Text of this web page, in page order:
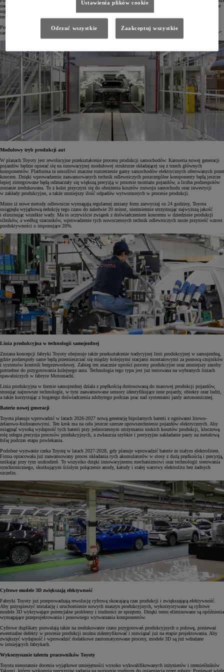
nadchodzącą rewolucję: „Chcę zmienić to, jak w przyszłości będą powstawać samochody, wykorzystując nasze
najwyższe kompetencje. W pracy nad autami będziemy łączyć talenty naszych pracowników, nowoczesne
technologie oraz techniki cyfrowe”.
Prezes BEV Factory Takero Kato potwierdził te słowa: „W BEV Factory chcemy zmienić przyszłość
samochodów elektrycznych poprzez nową generację aut, nowe procesy produkcyjne i sam sposób naszej pracy”.
Modułowy tryb produkcji aut
W planach Toyoty jest rewolucyjne przekształcenie procesu produkcji samochodów. Karoseria nowej generacji
pojazdów będzie opierać się na innowacyjnej modułowej strukturze składającej się z trzech głównych
komponentów. Platforma ta umożliwi znaczne rozszerzenie gamy samochodów elektrycznych oferowanych przez
koncern. Dzięki wprowadzeniu zaawansowanych technik odlewniczych poszczególne komponenty będą jeszcze
lepiej zintegrowane będą odznaczały się większą precyzją w procesie montażu pojazdów, a liczba podzespołów
zostanie zredukowana. To z kolei przyczyni się do obniżenia kosztów rozwoju samochodu oraz inwestycji
w zakłady produkcyjne, a także zmniejszy ilość odpadów wytworzonych w procesie produkcji.
Mimo iż nowe metody odlewnicze wymagają regularnej zmiany form zazwyczaj co 24 godziny, Toyota
osiągnęła wyjątkową redukcję tego czasu do zaledwie 20 minut, niezmiennie utrzymując najwyższą jakość
i eliminując wszelkie wady. Ma to oczywiście związek z doświadczeniem koncernu w dziedzinie produkcji
silników, a według szacunków, wprowadzenie tych nowoczesnych technik odlewniczych może przynieść wzrost
produktywności o imponujące 20%.
Linia produkcyjna w technologii samojezdnej
Zmiana koncepcji fabryki Toyoty obejmuje także przekształcenie tradycyjnej linii produkcyjnej w samojezdną,
gdzie podzespoły same będą przemieszczać się między kolejnymi stacjami montażowymi za pomocą czujników
i systemów kontroli bezprzewodowej. Zabieg ten znacznie uprości procesy produkcyjne oraz zmniejszy zasoby
potrzebne do przygotowania kolejnego auta. Technologia tego typu jest już testowana na wybranych liniach
spawalniczych w fabryce Motomachi.
Linia produkcyjna w formie samojezdnej działa z prędkością dostosowaną do masowej produkcji pojazdów,
stosując najnowsze technologie, w tym zaawansowane sensory identyfikujące inne pojazdy, obiekty oraz ludzi,
a także korzystając z bogatego doświadczenia zdobytego podczas prac nad systemami jazdy autonomicznej.
Baterie nowej generacji
Toyota planuje wprowadzić w latach 2026-2027 nową generację bipolarnych baterii z ogniwami litowo-
żelazowo-fosforanowymi. Ten krok ma na celu jeszcze szersze upowszechnienie pojazdów elektrycznych. Aby
osiągnąć wysoką wydajność tych baterii przy jednoczesnym utrzymaniu niskich kosztów produkcji, kluczową
rolę odegra precyzja procesów produkcyjnych, a zwłaszcza szybkie i precyzyjne nakładanie pasty na metalową
folię podczas etapu powlekania.
Podobne wyzwanie czeka Toyotę w latach 2027-2028, gdy planuje wprowadzić baterie ze stałym elektrolitem.
Firma opracowała już zaawansowany proces układania tych akumulatorów w stosy z dużą prędkością i precyzją,
unikając przy tym uszkodzeń. To wszystko dzięki innowacyjnemu mechanizmowi oraz technologii sterowania
synchronicznego, skutkującym ścisłym połączenie anody, katody i stałej warstwy elektrolitu bez żadnych
szczelin.
Cyfrowe modele 3D zwiększają efektywność
Fabryki Toyoty już przeprowadzają rewolucję cyfrową skracającą czas produkcji i zwiększającą efektywność.
Aby przyspieszyć instalację i uruchomienie nowych maszyn produkcyjnych, wykorzystywane są cyfrowe
modele 3D wykrywające potencjalne problemy i trudności ze sprzętem. Dzięki temu eliminowane są opóźnienia
wymagające przeprojektowania i ponownego wytwarzania komponentów.
Cyfrowe duplikaty pozwalają także na zredukowanie czasu przygotowań produkcyjnych o połowę, ponieważ
ewentualne defekty w procesie produkcji można zidentyfikować i rozwiązać już na etapie projektowania. Aby
zwiększyć wydajność i wprowadzić dodatkowe zautomatyzowane procesy, modele 3D są już wdrażane
w istniejących fabrykach.
Wykorzystanie talentu pracowników Toyoty
Toyota nieustannie docenia wyjątkowe umiejętności wysoko wykwalifikowanych inżynierów i rzemieślników
Takumi, którzy wykonują precyzyjne zadania na poziomie trudnym do osiągnięcia przez roboty. Ponieważ wiele
Ustawienia plików cookie
Odrzuć wszystkie Zaakceptuj wszystkie